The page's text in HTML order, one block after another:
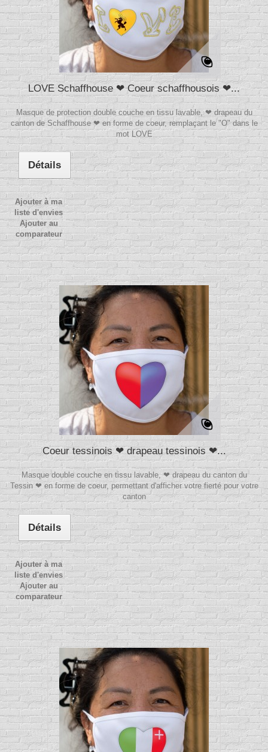
LOVE Schaffhouse ❤ Coeur schaffhousois ❤...
Masque de protection double couche en tissu lavable, ❤ drapeau du
canton de Schaffhouse ❤ en forme de coeur, remplaçant le "O" dans le
mot LOVE
Détails
Ajouter à ma
liste d'envies
Ajouter au
comparateur
Coeur tessinois ❤ drapeau tessinois ❤...
Masque double couche en tissu lavable, ❤ drapeau du canton du
Tessin ❤ en forme de coeur, permettant d'afficher votre fierté pour votre
canton
Détails
Ajouter à ma
liste d'envies
Ajouter au
comparateur